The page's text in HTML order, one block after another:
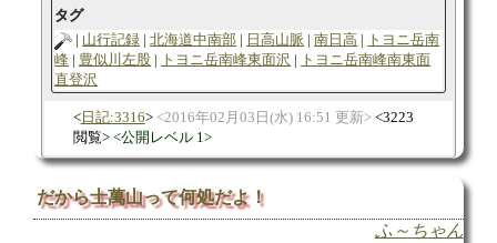
タグ
山行記録
北海道中南部 日高山脈 南日高
トヨニ岳南
峰
豊似川左股 トヨニ岳南峰東面沢
トヨニ岳南峰南東面
直登沢
日記:3316 2016年02月03日(水) 16:51 更新
3223
閲覧
公開レベル 1
だから士萬山って何処だよ！
ふ～ちゃん